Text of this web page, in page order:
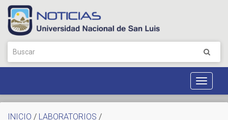
Toggle
INICIO / LABORATORIOS /